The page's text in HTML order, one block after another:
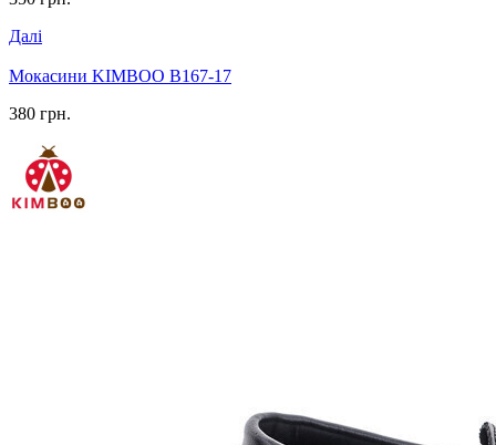
Далі
Мокасини KIMBOO B167-17
380 грн.